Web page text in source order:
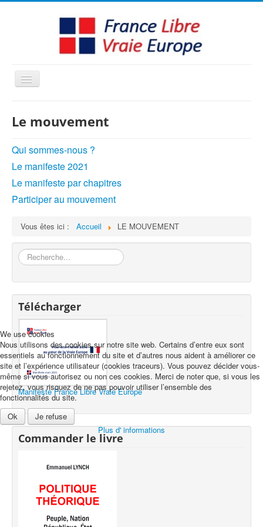
Basculer
la
AMBITION
INTERVENTIONS
MÉDIAS
FORMATION
ENGLISH / OTHER
Le mouvement
Qui sommes-nous ?
Le manifeste 2021
Le manifeste par chapitres
Participer au mouvement
Vous êtes ici : Accueil LE MOUVEMENT
Rechercher
Télécharger
Manifeste France Libre Vraie Europe
Commander le livre
We use cookies
Nous utilisons des cookies sur notre site web. Certains d’entre eux sont
essentiels au fonctionnement du site et d’autres nous aident à améliorer ce
site et l’expérience utilisateur (cookies traceurs). Vous pouvez décider vous-
même si vous autorisez ou non ces cookies. Merci de noter que, si vous les
rejetez, vous risquez de ne pas pouvoir utiliser l’ensemble des
fonctionnalités du site.
Ok
Je refuse
Plus d' informations